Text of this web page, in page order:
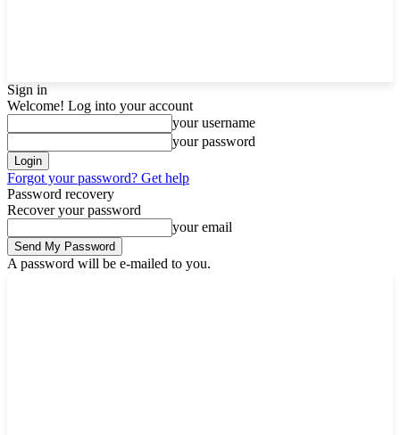
Sign in
Welcome! Log into your account
your username
your password
Forgot your password? Get help
Password recovery
Recover your password
your email
A password will be e-mailed to you.